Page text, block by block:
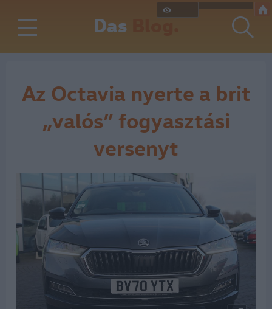
Das Blog.
Az Octavia nyerte a brit
„valós” fogyasztási
versenyt